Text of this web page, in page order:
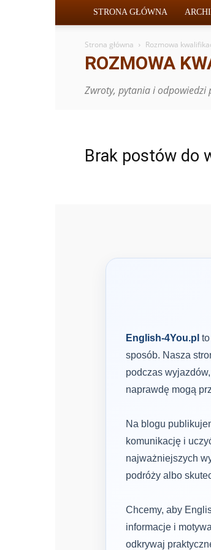
STRONA GŁÓWNA
Strona główna Rozmowa
ROZMOWA
Zwroty, pytania i odpowiedzi
Brak postów do
English-4You.pl
sposób. Nasza
podczas
naprawdę mogą
Na blogu
komunikację i
najważniejszych
podróży albo
Chcemy, aby
informacje i
odkrywaj